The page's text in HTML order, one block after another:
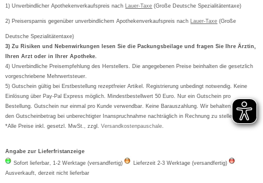
Cookie-Einstellungen
Vertrag widerrufen
Bestellschein ausfüllen
Newsletteranmeldung
Formoline
Wick
Eucerin
Basica
1) Unverbindlicher Apothekenverkaufspreis nach Lauer-Taxe (Große Deutsche Spezialitätentaxe)
2) Preisersparnis gegenüber unverbindlichem Apothekenverkaufspreis nach Lauer-Taxe (Große
Deutsche Spezialitätentaxe)
3) Zu Risiken und Nebenwirkungen lesen Sie die Packungsbeilage und fragen Sie Ihre Ärztin,
Ihren Arzt oder in Ihrer Apotheke.
4) Unverbindliche Preisempfehlung des Herstellers. Die angegebenen Preise beinhalten die gesetzlich
vorgeschriebene Mehrwertsteuer.
5) Gutschein gültig bei Erstbestellung rezeptfreier Artikel. Registrierung unbedingt notwendig. Keine
Einlösung über Pay-Pal Express möglich. Mindestbestellwert 50 Euro. Nur ein Gutschein pro
Bestellung. Gutschein nur einmal pro Kunde verwendbar. Keine Barauszahlung. Wir behalten uns vor,
den Gutscheinbetrag bei unberechtigter Inanspruchnahme nachträglich in Rechnung zu stellen.
*Alle Preise inkl. gesetzl. MwSt., zzgl.Versandkostenpauschale
Angabe zur Lieferfristanzeige
Sofort lieferbar, 1-2 Werktage (versandfertig)
Lieferzeit 2-3 Werktage (versandfertig)
Ausverkauft, derzeit nicht lieferbar